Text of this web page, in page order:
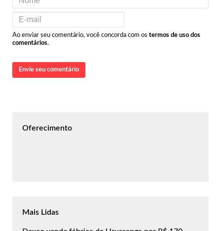
Ao enviar seu comentário, você concorda com os termos de uso dos
comentários.
Envie seu comentário
Oferecimento
Mais Lidas